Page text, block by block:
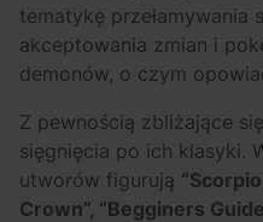
tematykę przełamywania
akceptowania zmian i
demonów, o czym
Z pewnością zbliżające
sięgnięcia po ich klasyki.
utworów figurują
Crown”, “Begginers